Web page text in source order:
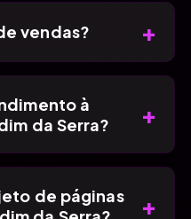
vendas? +
à
da Serra?
+
de páginas
+